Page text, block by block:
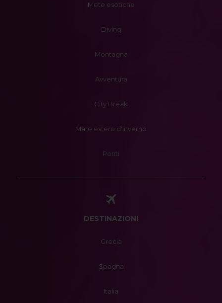
Mete esotiche
Diving
Montagna
Avventura
City Break
Mare estero d'inverno
Ponti
DESTINAZIONI
Grecia
Spagna
Italia